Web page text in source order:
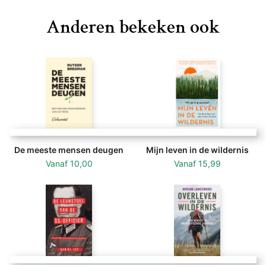
Lancewood genoeg geleerd in de wildernis van
boek ‘Liefde in de wildernis’ wat zij denkt en voelt.
Miriam Lancewood (1983) is geboren en getogen in de
Achterhoek. Ze was een competitieve
polsstokhoogspringer en studeerde Lichamelijke
Opvoeding. Tijdens een van haar reizen in Afrika en
India ontmoette ze de 30 jaar oudere Peter
Lancewood.
Anderen bekeken ook
De meeste mensen deugen
Vanaf 10,00
Mijn leven in de wildernis
Vanaf 15,99